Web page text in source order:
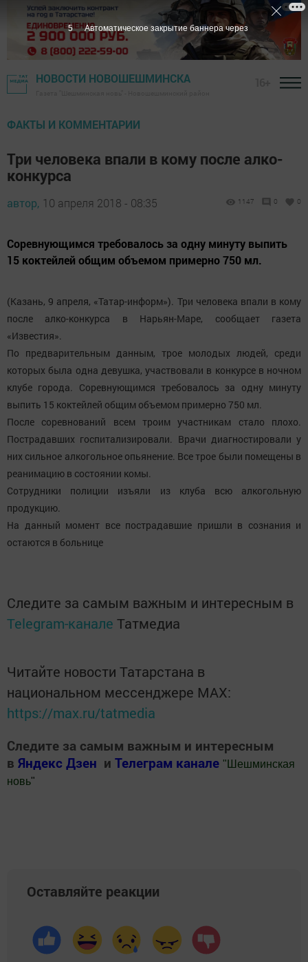
НОВОСТИ НОВОШЕШМИНСКА
ФАКТЫ И КОММЕНТАРИИ
Три человека впали в кому после алко-
конкурса
автор, 10 апреля 2018 - 08:35 1147 0 0
Соревнующимся требовалось за одну минуту выпить
15 коктейлей общим объемом примерно 750 мл.
(Казань, 9 апреля, «Татар-информ»). Три человека впали в кому
после алко-конкурса в Нарьян-Маре, сообщает газета
«Известия».
По предварительным данным, трое молодых людей, среди
которых была одна девушка, участвовали в конкурсе в ночном
клубе города. Соревнующимся требовалось за одну минуту
выпить 15 коктейлей общим объемом примерно 750 мл.
После соревнований всем троим участникам стало плохо.
Пострадавших госпитализировали. Врачи диагностировали у
них сильное алкогольное опьянение. Все трое были помещены в
реанимацию в состоянии комы.
Сотрудники полиции изъяли из клуба всю алкогольную
продукцию.
На данный момент все пострадавшие пришли в сознания и
остаются в больнице
Следите за самым важным и интересным в
Telegram-канале Татмедиа
Читайте новости Татарстана в
национальном мессенджере MАХ:
https://max.ru/tatmedia
Следите за самым важным и интересным
в Яндекс Дзен и Телеграм канале " Шешминская
новь"
Оставляйте реакции
4 Автоматическое закрытие баннера через